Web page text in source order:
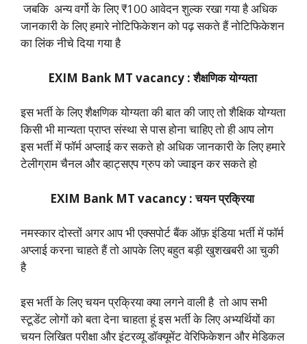
जबकि अन्य वर्गो के लिए ₹100 आवेदन शुल्क रखा गया है अधिक
जानकारी के लिए हमारे नोटिफिकेशन को पढ़ सकते हैं नोटिफिकेशन
का लिंक नीचे दिया गया है
EXIM Bank MT vacancy : शैक्षणिक योग्यता
इस भर्ती के लिए शैक्षणिक योग्यता की बात की जाए तो शैक्षिक योग्यता
किसी भी मान्यता प्राप्त संस्था से पास होना चाहिए तो ही आप लोग
इस भर्ती में फॉर्म अप्लाई कर सकते हो अधिक जानकारी के लिए हमारे
टेलीग्राम चैनल और व्हाट्सएप ग्रुप को ज्वाइन कर सकते हो
EXIM Bank MT vacancy : चयन प्रक्रिया
नमस्कार दोस्तों अगर आप भी एक्सपोर्ट बैंक ऑफ़ इंडिया भर्ती में फॉर्म
अप्लाई करना चाहते हैं तो आपके लिए बहुत बड़ी खुशखबरी आ चुकी
है
इस भर्ती के लिए चयन प्रक्रिया क्या लगने वाली है तो आप सभी
स्टूडेंट लोगों को बता देना चाहता हूं इस भर्ती के लिए अभ्यर्थियों का
चयन लिखित परीक्षा और इंटरव्यू डॉक्यूमेंट वेरिफिकेशन और मेडिकल